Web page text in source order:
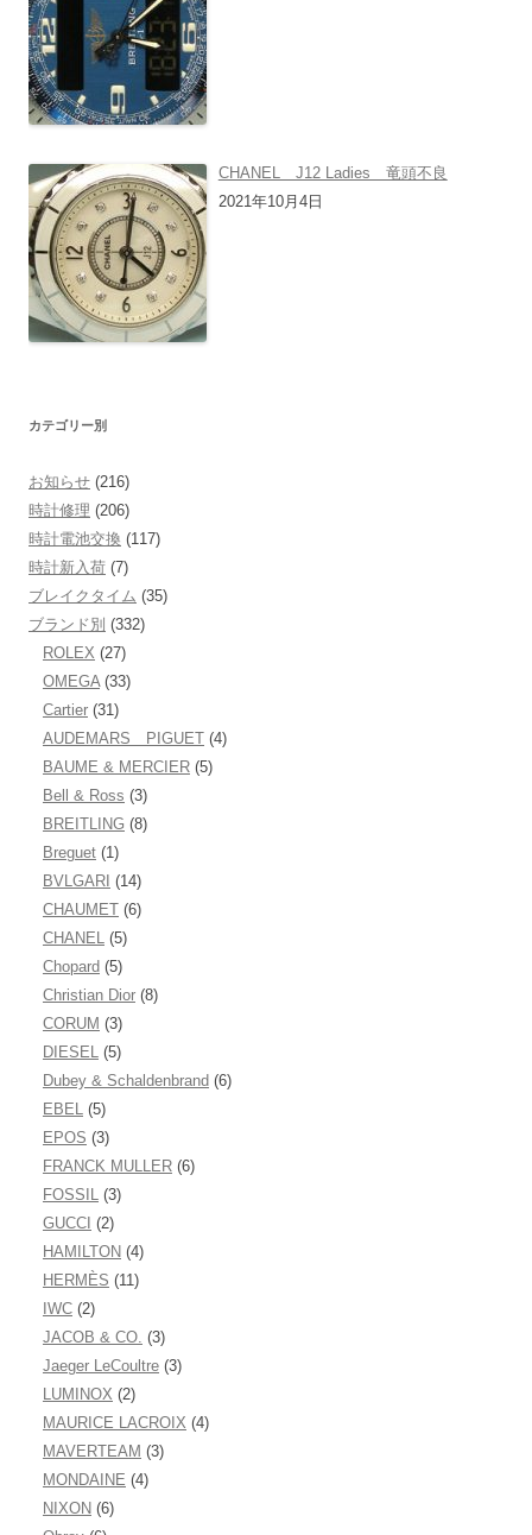
CHANEL J12 Ladies 竜頭不良
2021年10月4日
カテゴリー別
お知らせ (216)
時計修理 (206)
時計電池交換 (117)
時計新入荷 (7)
ブレイクタイム (35)
ブランド別 (332)
ROLEX (27)
OMEGA(33)
Cartier (31)
AUDEMARS PIGUET (4)
BAUME & MERCIER (5)
Bell & Ross (3)
BREITLING (8)
Breguet (1)
BVLGARI (14)
CHAUMET (6)
CHANEL (5)
Chopard (5)
Christian Dior (8)
CORUM (3)
DIESEL (5)
Dubey & Schaldenbrand (6)
EBEL (5)
EPOS (3)
FRANCK MULLER (6)
FOSSIL (3)
GUCCI (2)
HAMILTON (4)
HERMÈS (11)
IWC (2)
JACOB & CO. (3)
Jaeger LeCoultre (3)
LUMINOX (2)
MAURICE LACROIX (4)
MAVERTEAM (3)
MONDAINE (4)
NIXON (6)